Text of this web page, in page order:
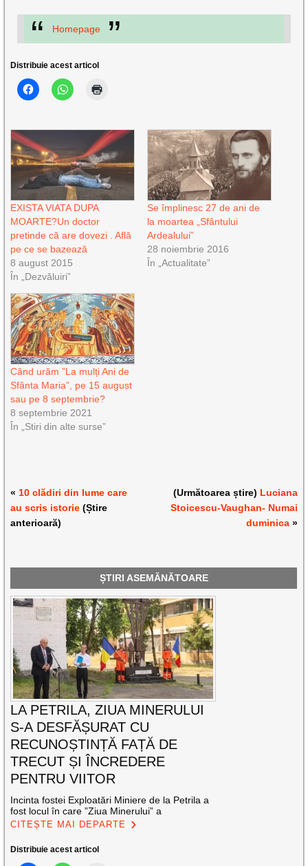
Homepage
Distribuie acest articol
EXISTA VIATA DUPA
MOARTE?Un doctor
pretinde că are dovezi . Află
pe ce se bazează
8 august 2015
În „Dezvăluiri”
Se împlinesc 27 de ani de
la moartea „Sfântului
Ardealului”
28 noiembrie 2016
În „Actualitate”
Când urăm ”La mulți Ani de
Sfânta Maria”, pe 15 august
sau pe 8 septembrie?
8 septembrie 2021
În „Stiri din alte surse”
«10 clădiri din lume care
au scris istorie (Știre
anterioară)
(Următoarea știre) Luciana
Stoicescu-Vaughan- Numai
duminica»
ȘTIRI ASEMĂNĂTOARE
LA PETRILA, ZIUA MINERULUI
S-A DESFĂȘURAT CU
RECUNOȘTINȚĂ FAȚĂ DE
TRECUT ȘI ÎNCREDERE
PENTRU VIITOR
Incinta fostei Exploatări Miniere de la Petrila a
fost locul în care ”Ziua Minerului” a
CITEȘTE MAI DEPARTE
Distribuie acest articol